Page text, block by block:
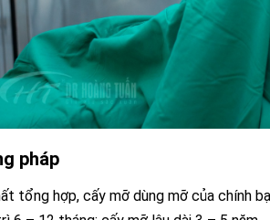
pháp
tổng hợp, cấy mỡ dùng mỡ của chính